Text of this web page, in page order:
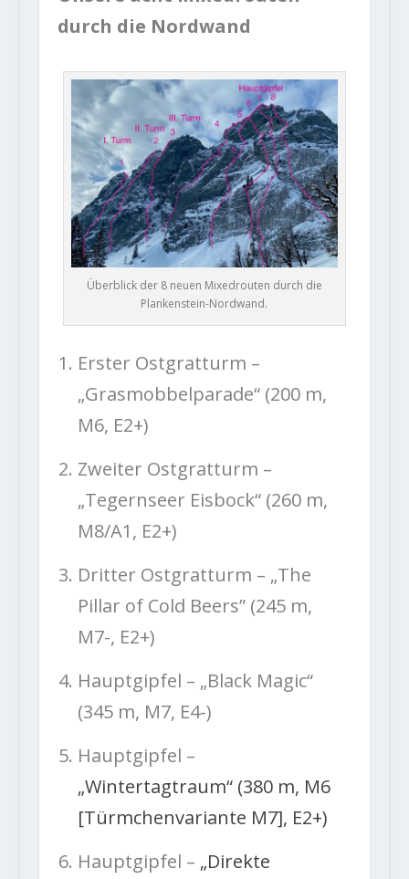
durch die Nordwand
Überblick der 8 neuen Mixedrouten durch die
Plankenstein-Nordwand.
Erster Ostgratturm –
„Grasmobbelparade“ (200 m,
M6, E2+)
Zweiter Ostgratturm –
„Tegernseer Eisbock“ (260 m,
M8/A1, E2+)
Dritter Ostgratturm – „The
Pillar of Cold Beers” (245 m,
M7-, E2+)
Hauptgipfel – „Black Magic“
(345 m, M7, E4-)
Hauptgipfel –
„Wintertagtraum“ (380 m, M6
[Türmchenvariante M7], E2+)
Hauptgipfel – „Direkte